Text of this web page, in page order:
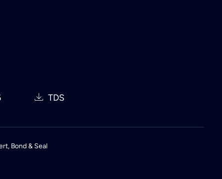
TDS
, Bond & Seal